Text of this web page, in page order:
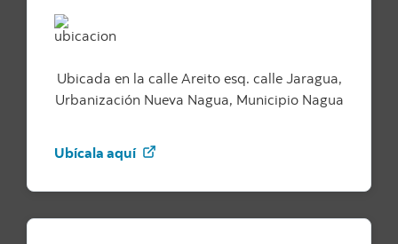
Ubicada en la calle Areito esq. calle Jaragua,
Urbanización Nueva Nagua, Municipio Nagua
Ubícala aquí Conoce la ubicación de este